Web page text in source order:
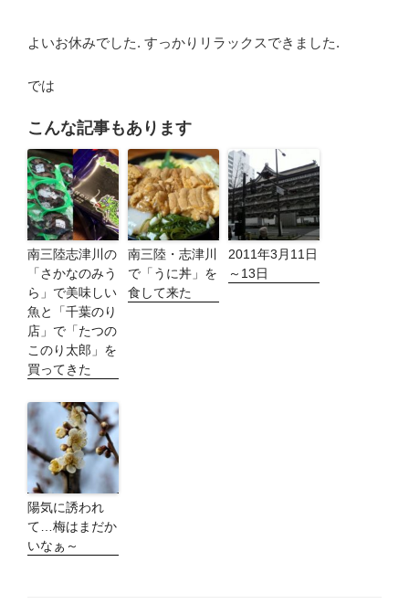
よいお休みでした. すっかりリラックスできました.
では
こんな記事もあります
南三陸志津川の
「さかなのみう
ら」で美味しい
魚と「千葉のり
店」で「たつの
このり太郎」を
買ってきた
南三陸・志津川
で「うに丼」を
食して来た
2011年3月11日
～13日
陽気に誘われ
て…梅はまだか
いなぁ～